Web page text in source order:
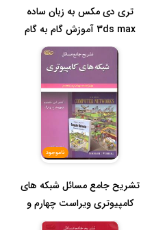
تری دی مکس به زبان ساده
3ds max آموزش گام به گام
برای ...
ناموجود
تشریح جامع مسائل شبکه های
کامپیوتری ویراست چهارم و
پنج...